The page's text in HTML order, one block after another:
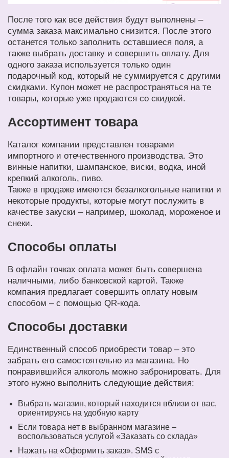
После того как все действия будут выполнены –
сумма заказа максимально снизится. После этого
останется только заполнить оставшиеся поля, а
также выбрать доставку и совершить оплату. Для
одного заказа используется только один
подарочный код, который не суммируется с другими
скидками. Купон может не распространяться на те
товары, которые уже продаются со скидкой.
Ассортимент товара
Каталог компании представлен товарами
импортного и отечественного производства. Это
винные напитки, шампанское, виски, водка, иной
крепкий алкоголь, пиво.
Также в продаже имеются безалкогольные напитки и
некоторые продукты, которые могут послужить в
качестве закуски – например, шоколад, мороженое и
снеки.
Способы оплаты
В офлайн точках оплата может быть совершена
наличными, либо банковской картой. Также
компания предлагает совершить оплату новым
способом – с помощью QR-кода.
Способы доставки
Единственный способ приобрести товар – это
забрать его самостоятельно из магазина. Но
понравившийся алкоголь можно забронировать. Для
этого нужно выполнить следующие действия:
Выбрать магазин, который находится вблизи от вас,
ориентируясь на удобную карту
Если товара нет в выбранном магазине –
воспользоваться услугой «Заказать со склада»
Нажать на «Оформить заказ». SMS с